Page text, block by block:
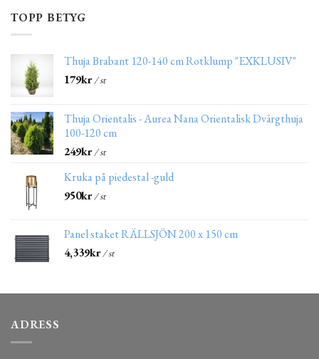
TOPP BETYG
Thuja Brabant 120-140 cm Rotklump "EXKLUSIV"
179kr/ st
Thuja Orientalis - Aurea Nana Orientalisk Dvärgthuja
100-120 cm
249kr/ st
Kruka på piedestal -guld
950kr/ st
Panel staket RÄLLSJÖN 200 x 150 cm
4,339kr/ st
ADRESS